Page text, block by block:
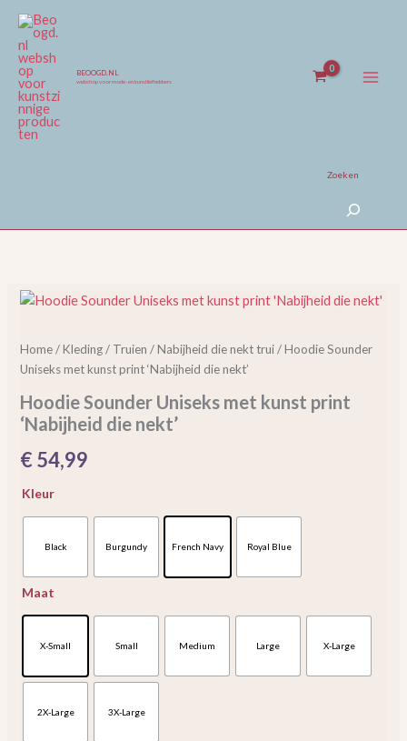
naar
inhoud
BEOOGD.NL
webshop voor mode- en kunstliefhebbers
Zoeken
Home/Kleding/ Truien /Nabijheid die nekt trui/ Hoodie Sounder
Uniseks met kunst print ‘Nabijheid die nekt’
Hoodie Sounder Uniseks met kunst print
‘Nabijheid die nekt’
€ 54,99
Kleur
Black Burgundy French Navy Royal Blue
Maat
X-Small Small Medium Large X-Large
2X-Large 3X-Large
Hoodie
met
kunst
'Nabijheid
die
aantal